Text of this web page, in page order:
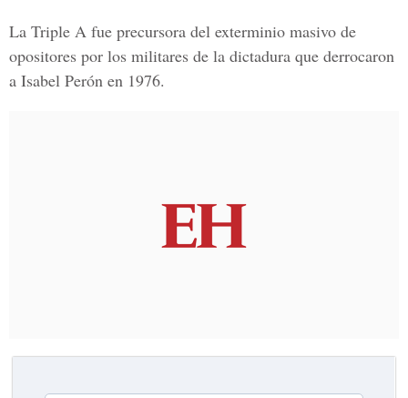
La Triple A fue precursora del exterminio masivo de
opositores por los militares de la dictadura que derrocaron
a Isabel Perón en 1976.